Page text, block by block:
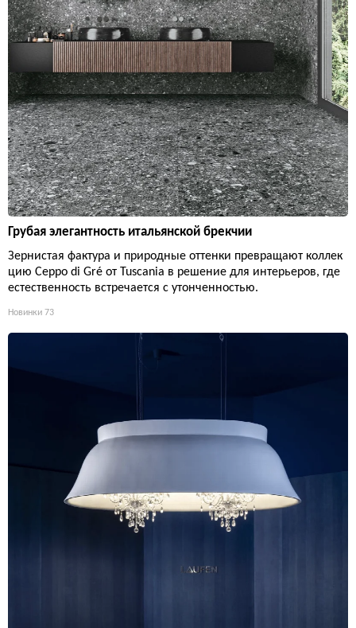
Грубая элегантность итальянской брекчии
Зернистая фактура и природные оттенки превращают коллек
цию Ceppo di Gré от Tuscania в решение для интерьеров, где
естественность встречается с утонченностью.
Новинки 73